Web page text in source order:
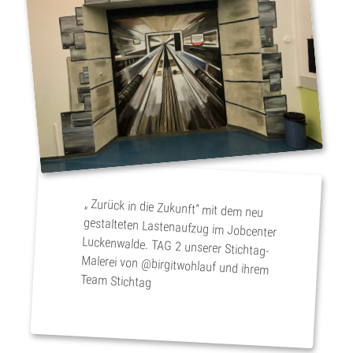
„ Zurück in die Zukunft“ mit dem neu
gestalteten Lastenaufzug im Jobcenter
Luckenwalde. TAG 2 unserer Stichtag-
Malerei von @birgitwohlauf und ihrem
Team Stichtag